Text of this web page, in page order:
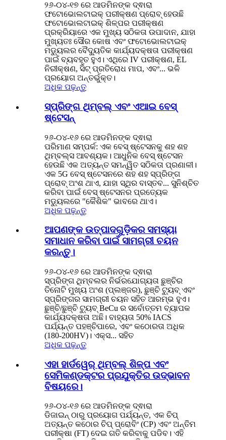
୨୬-୦୪-୧୭ ରେ ଆଡମିନଙ୍କ ଦ୍ଵାରା
ଫଟୋଭୋଲଟାଇକ୍ ପରୀକ୍ଷଣ ପ୍ରୋବ୍ ହେଉଛି
ଫଟୋଭୋଲଟାଇକ୍ ଶିଳ୍ପର ପରୀକ୍ଷଣ
ପ୍ରକ୍ରିୟାରେ ଏକ ମୁଖ୍ୟ ସଠିକତା ଉପାଦାନ, ଯାହା
ମୁଖ୍ୟତଃ ସୌର କୋଷ ଏବଂ ଫଟୋଭୋଲଟାଇକ୍
ମଡ୍ୟୁଲର ବୈଦ୍ୟୁତିକ କାର୍ଯ୍ୟଦକ୍ଷତା ପରୀକ୍ଷଣ
ପାଇଁ ବ୍ୟବହୃତ ହୁଏ। ଏଥିରେ IV ପରୀକ୍ଷଣ, EL
ନିରୀକ୍ଷଣ, ସିଟ୍ ପ୍ରତିରୋଧ ମାପ, ଏବଂ... ଭଳି
ପ୍ରୟୋଗ ଅନ୍ତର୍ଭୁକ୍ତ।
ଅଧିକ ପଢ଼ନ୍ତୁ
ସ୍ପ୍ରିଙ୍ଗ ଥିମ୍ବଲ୍ ଏବଂ ଏଆଇ ବେସ୍
ଷ୍ଟେସନ୍
୨୬-୦୪-୧୬ ରେ ଆଡମିନଙ୍କ ଦ୍ଵାରା
ପରିମାଣ ସମ୍ପର୍କ: ଏକ ବେସ୍ ଷ୍ଟେସନକୁ ଶହ ଶହ
ଥିମ୍ବଲ୍ସ ଆବଶ୍ୟକ। ଆଧୁନିକ ବେସ୍ ଷ୍ଟେସନ
ହେଉଛି ଏକ ଅତ୍ୟନ୍ତ ସମନ୍ୱିତ ସଠିକତା ପ୍ରଣାଳୀ।
ଏକ 5G ବେସ୍ ଷ୍ଟେସନରେ ଶହ ଶହ ସ୍ପ୍ରିଙ୍ଗ
ପ୍ରୋବ୍ ଅଂଶ ଥାଏ, ଯାହା ସ୍ଥିର ବାସ୍ତବ... ସୁନିଶ୍ଚିତ
କରିବା ପାଇଁ ବେସ୍ ଷ୍ଟେସନର ପ୍ରତ୍ୟେକ
ମଡ୍ୟୁଲରେ "କୈଶିକ" ଭାବରେ ଥାଏ।
ଅଧିକ ପଢ଼ନ୍ତୁ
ଆପଣଙ୍କ ଉତ୍ପାଦଗୁଡ଼ିକର ସମସ୍ୟା
ସମାଧାନ କରିବା ପାଇଁ ସାମଗ୍ରୀ ଚୟନ
କରନ୍ତୁ।
୨୬-୦୪-୧୬ ରେ ଆଡମିନଙ୍କ ଦ୍ଵାରା
ସ୍ପ୍ରିଙ୍ଗ ଥିମ୍ବଲର ନିର୍ଭରଯୋଗ୍ୟତା ଛୁଞ୍ଚିର
ତିନୋଟି ମୁଖ୍ୟ ଅଂଶ (ପ୍ଲଞ୍ଜର), ଛୁଞ୍ଚି ଟ୍ୟୁବ୍ ଏବଂ
ସ୍ପ୍ରିଙ୍ଗର ସାମଗ୍ରୀ ଚୟନ ସହିତ ଆରମ୍ଭ ହୁଏ।
ଛୁଞ୍ଚି/ଛୁଞ୍ଚି ଟ୍ୟୁବ୍ BeCu ର ସର୍ବୋତ୍ତମ ବ୍ୟାପକ
କାର୍ଯ୍ୟଦକ୍ଷତା ଅଛି। ବାହ୍ୟତା 50% IACS
ପର୍ଯ୍ୟନ୍ତ ପହଞ୍ଚିପାରେ, ଏବଂ କଠୋରତା ଅଧିକ
(180-200HV)। ଏକ୍ସ... ସହିତ
ଅଧିକ ପଢ଼ନ୍ତୁ
ଏହା ହାର୍ଡୱେର୍ ଥିମ୍ବଲ୍ ଶିଳ୍ପ ଏବଂ
ସେମିକଣ୍ଡକ୍ଟର ପ୍ରଯୁକ୍ତିର ଉଦ୍ଭାବନ
ବିଷୟରେ।
୨୬-୦୪-୧୬ ରେ ଆଡମିନଙ୍କ ଦ୍ଵାରା
ଡିଜାଇନ୍ ଠାରୁ ପ୍ରୟୋଗ ପର୍ଯ୍ୟନ୍ତ, ଏକ ଚିପ୍
ଅତ୍ୟନ୍ତ କଠୋର ଚିପ୍ ପ୍ରୋବିଂ (CP) ଏବଂ ଅନ୍ତିମ
ପରୀକ୍ଷା (FT) ଦେଇ ଗତି କରିବାକୁ ପଡିବ। ଏହି